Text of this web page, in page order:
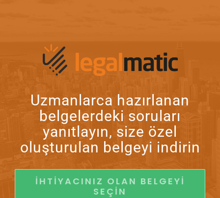
Uzmanlarca hazırlanan
belgelerdeki soruları
yanıtlayın, size özel
oluşturulan belgeyi indirin
İHTIYACINIZ OLAN BELGEYI
SEÇIN